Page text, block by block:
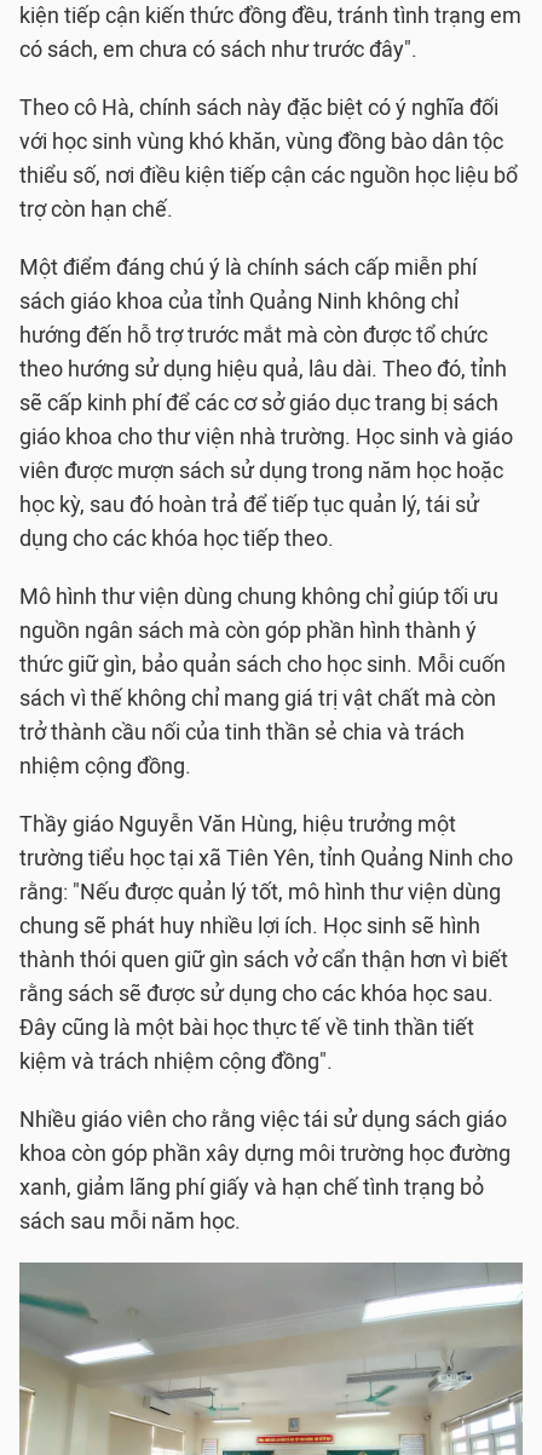
kiện tiếp cận kiến thức đồng đều, tránh tình trạng em
có sách, em chưa có sách như trước đây".
Theo cô Hà, chính sách này đặc biệt có ý nghĩa đối
với học sinh vùng khó khăn, vùng đồng bào dân tộc
thiểu số, nơi điều kiện tiếp cận các nguồn học liệu bổ
trợ còn hạn chế.
Một điểm đáng chú ý là chính sách cấp miễn phí
sách giáo khoa của tỉnh Quảng Ninh không chỉ
hướng đến hỗ trợ trước mắt mà còn được tổ chức
theo hướng sử dụng hiệu quả, lâu dài. Theo đó, tỉnh
sẽ cấp kinh phí để các cơ sở giáo dục trang bị sách
giáo khoa cho thư viện nhà trường. Học sinh và giáo
viên được mượn sách sử dụng trong năm học hoặc
học kỳ, sau đó hoàn trả để tiếp tục quản lý, tái sử
dụng cho các khóa học tiếp theo.
Mô hình thư viện dùng chung không chỉ giúp tối ưu
nguồn ngân sách mà còn góp phần hình thành ý
thức giữ gìn, bảo quản sách cho học sinh. Mỗi cuốn
sách vì thế không chỉ mang giá trị vật chất mà còn
trở thành cầu nối của tinh thần sẻ chia và trách
nhiệm cộng đồng.
Thầy giáo Nguyễn Văn Hùng, hiệu trưởng một
trường tiểu học tại xã Tiên Yên, tỉnh Quảng Ninh cho
rằng: "Nếu được quản lý tốt, mô hình thư viện dùng
chung sẽ phát huy nhiều lợi ích. Học sinh sẽ hình
thành thói quen giữ gìn sách vở cẩn thận hơn vì biết
rằng sách sẽ được sử dụng cho các khóa học sau.
Đây cũng là một bài học thực tế về tinh thần tiết
kiệm và trách nhiệm cộng đồng".
Nhiều giáo viên cho rằng việc tái sử dụng sách giáo
khoa còn góp phần xây dựng môi trường học đường
xanh, giảm lãng phí giấy và hạn chế tình trạng bỏ
sách sau mỗi năm học.